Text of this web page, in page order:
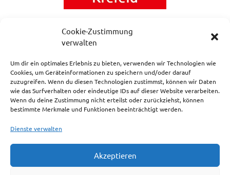
Cookie-Zustimmung
verwalten
Um dir ein optimales Erlebnis zu bieten, verwenden wir Technologien wie
Cookies, um Geräteinformationen zu speichern und/oder darauf
zuzugreifen. Wenn du diesen Technologien zustimmst, können wir Daten
wie das Surfverhalten oder eindeutige IDs auf dieser Website verarbeiten.
Wenn du deine Zustimmung nicht erteilst oder zurückziehst, können
bestimmte Merkmale und Funktionen beeinträchtigt werden.
Dienste verwalten
Akzeptieren
NEWSLETTERANMELDUNG
Impressum